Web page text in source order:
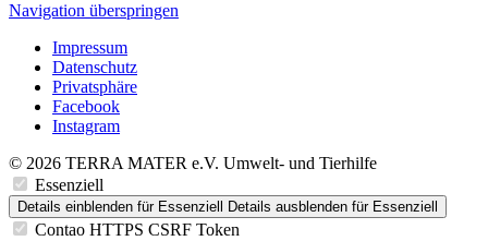
Navigation überspringen
Impressum
Datenschutz
Privatsphäre
Facebook
Instagram
© 2026 TERRA MATER e.V. Umwelt- und Tierhilfe
Essenziell
Details einblenden für Essenziell Details ausblenden für Essenziell
Contao HTTPS CSRF Token